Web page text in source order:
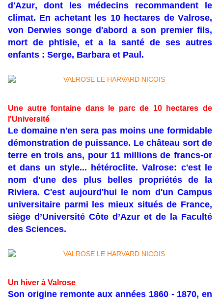
d'Azur, dont les médecins recommandent le
climat. En achetant les 10 hectares de Valrose,
von Derwies songe d'abord а son premier fils,
mort de phtisie, et а la santé de ses autres
enfants : Serge, Barbara et Paul.
Une autre fontaine dans le parc de 10 hectares de
l'Université
Le domaine n'en sera pas moins une formidable
démonstration de puissance. Le château sort de
terre en trois ans, pour 11 millions de francs-or
et dans un style... hétéroclite. Valrose: c'est le
nom d'une des plus belles propriétés de la
Riviera. C'est aujourd'hui le nom d'un Campus
universitaire parmi les mieux situés de France,
siège d’Université Côte d’Azur et de la Faculté
des Sciences.
Un hiver à Valrose
Son origine remonte aux années 1860 - 1870, en